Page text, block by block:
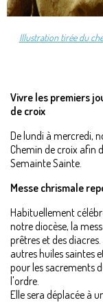
Illustration tirée du
Vivre les premiers
de croix
De lundi à mercredi,
Chemin de croix afin
Semainte Sainte.
Messe chrismale
Habituellement
notre diocèse, la
prêtres et des
autres huiles saintes
pour les sacrements
l'ordre.
Elle sera déplacée à